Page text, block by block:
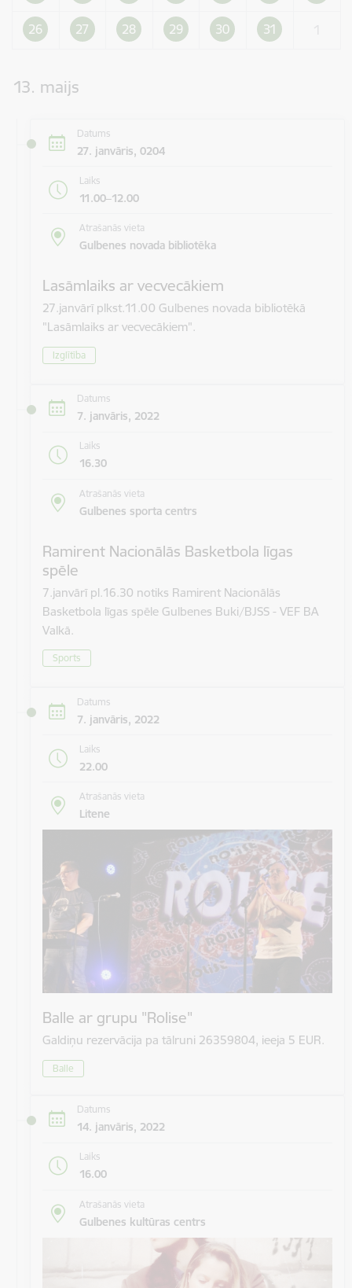
26 27 28 29 30 31
13. maijs
Datums
27. janvāris, 0204
Laiks
11.00–12.00
Atrašanās vieta
Gulbenes novada bibliotēka
Lasāmlaiks ar vecvecākiem
27.janvārī plkst.11.00 Gulbenes novada bibliotēkā
"Lasāmlaiks ar vecvecākiem".
Izglītība
Datums
7. janvāris, 2022
Laiks
16.30
Atrašanās vieta
Gulbenes sporta centrs
Ramirent Nacionālās Basketbola līgas
spēle
7.janvārī pl.16.30 notiks Ramirent Nacionālās
Basketbola līgas spēle Gulbenes Buki/BJSS - VEF BA
Valkā.
Sports
Datums
7. janvāris, 2022
Laiks
22.00
Atrašanās vieta
Litene
Balle ar grupu "Rolise"
Galdiņu rezervācija pa tālruni 26359804, ieeja 5 EUR.
Balle
Datums
14. janvāris, 2022
Laiks
16.00
Atrašanās vieta
Gulbenes kultūras centrs